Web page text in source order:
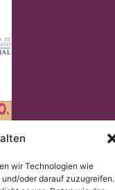
wir Technologien wie
oder darauf zuzugreifen.
de Barcelona
679 (DSGVO).
Übersetzung